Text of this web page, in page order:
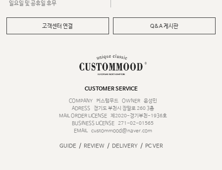
일요일 및 공휴일 휴무
고객센터 연결 Q&A 게시판
CUSTOMER SERVICE
COMPANY
커스텀무드 OWNER
윤성민
ADRESS
경기도 부천시 장말로 260 3층
MAIL ORDER LICENSE
제2020-경기부천-1936호
BUSINESS LICENSE 271-02-01565
EMAIL
custommood@naver.com
GUIDE / REVIEW / DELIVERY / PC VER